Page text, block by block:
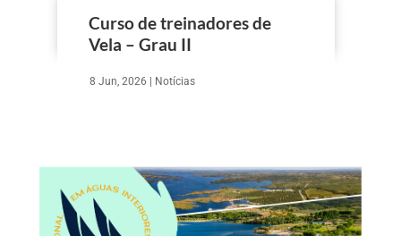
Curso de treinadores de
Vela – Grau II
8 Jun, 2026 | Notícias